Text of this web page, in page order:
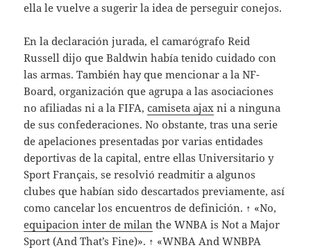
ella le vuelve a sugerir la idea de perseguir conejos.
En la declaración jurada, el camarógrafo Reid
Russell dijo que Baldwin había tenido cuidado con
las armas. También hay que mencionar a la NF-
Board, organización que agrupa a las asociaciones
no afiliadas ni a la FIFA,camiseta ajax ni a ninguna
de sus confederaciones. No obstante, tras una serie
de apelaciones presentadas por varias entidades
deportivas de la capital, entre ellas Universitario y
Sport Français, se resolvió readmitir a algunos
clubes que habían sido descartados previamente, así
como cancelar los encuentros de definición. ↑ «No,
equipacion inter de milan the WNBA is Not a Major
Sport (And That’s Fine)». ↑ «WNBA And WNBPA